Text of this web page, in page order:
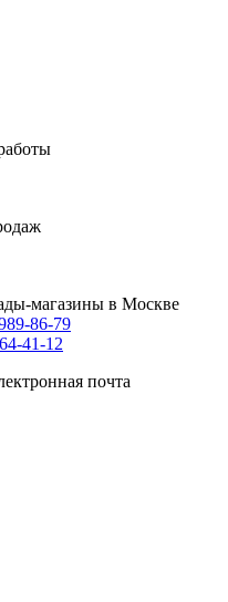
магазины в Москве
86-79
41-12
почта